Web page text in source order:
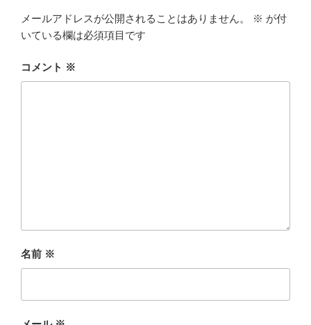
メールアドレスが公開されることはありません。 ※ が付
いている欄は必須項目です
コメント ※
名前 ※